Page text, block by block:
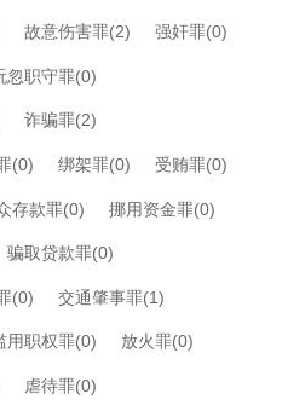
故意伤害罪(2) 强奸罪(0)
忽职守罪(0)
诈骗罪(2)
(0) 绑架罪(0) 受贿罪(0)
存款罪(0) 挪用资金罪(0)
骗取贷款罪(0)
(0) 交通肇事罪(1)
用职权罪(0) 放火罪(0)
虐待罪(0)